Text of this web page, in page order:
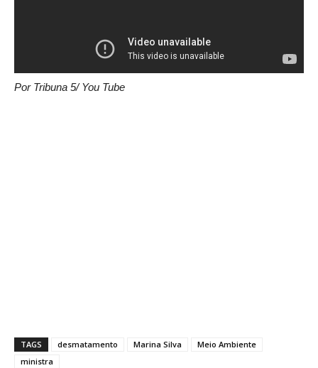
Por Tribuna 5/ You Tube
TAGS desmatamento Marina Silva
Meio Ambiente
ministra